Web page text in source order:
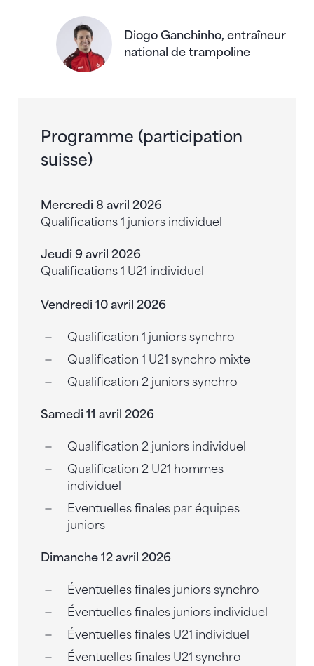
Diogo Ganchinho, entraîneur
national de trampoline
Programme (participation
suisse)
Mercredi 8 avril 2026
Qualifications 1 juniors individuel
Jeudi 9 avril 2026
Qualifications 1 U21 individuel
Vendredi 10 avril 2026
Qualification 1 juniors synchro
Qualification 1 U21 synchro mixte
Qualification 2 juniors synchro
Samedi 11 avril 2026
Qualification 2 juniors individuel
Qualification 2 U21 hommes
individuel
Eventuelles finales par équipes
juniors
Dimanche 12 avril 2026
Éventuelles finales juniors synchro
Éventuelles finales juniors individuel
Éventuelles finales U21 individuel
Éventuelles finales U21 synchro